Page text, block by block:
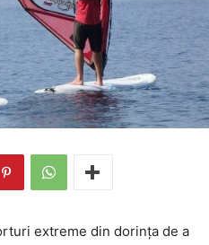
extreme din dorința de a